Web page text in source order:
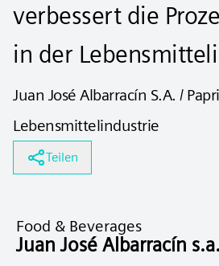
verbessert die
in der
Juan José Albarracín S.A. /
Lebensmittelindustrie
Teilen
Food & Beverages
Juan José Albarracín s.a.